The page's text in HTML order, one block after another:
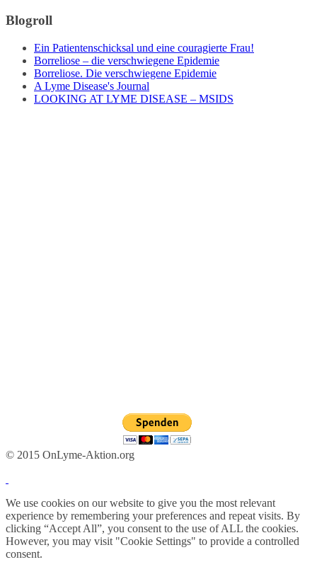
Blogroll
Ein Patientenschicksal und eine couragierte Frau!
Borreliose – die verschwiegene Epidemie
Borreliose. Die verschwiegene Epidemie
A Lyme Disease's Journal
LOOKING AT LYME DISEASE – MSIDS
© 2015 OnLyme-Aktion.org
We use cookies on our website to give you the most relevant
experience by remembering your preferences and repeat visits. By
clicking “Accept All”, you consent to the use of ALL the cookies.
However, you may visit "Cookie Settings" to provide a controlled
consent.